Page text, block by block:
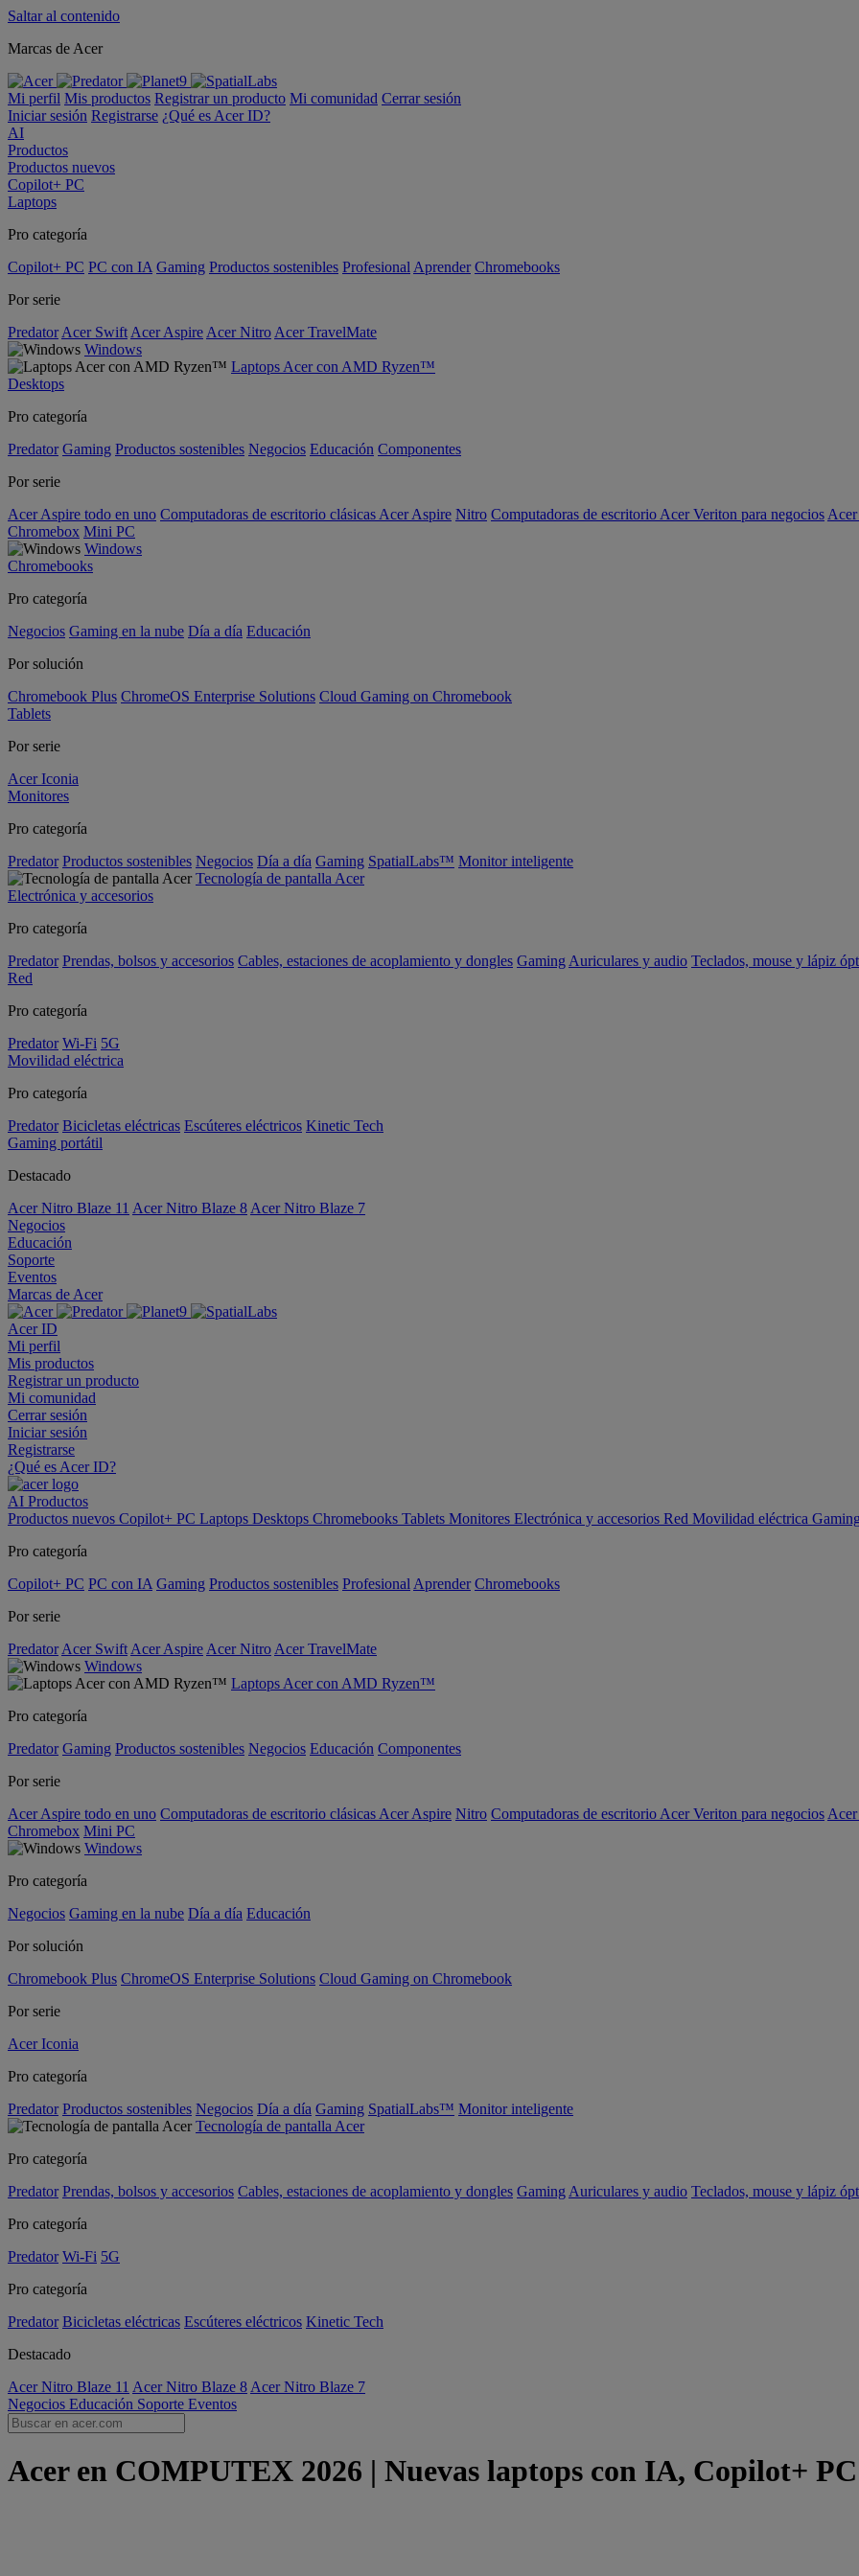
Saltar al contenido
Marcas de Acer
Mi perfil Mis productos Registrar un producto Mi comunidad Cerrar sesión
Iniciar sesión Registrarse ¿Qué es Acer ID?
AI
Productos
Productos nuevos
Copilot+ PC
Laptops
Pro categoría
Copilot+ PC PC con IA Gaming Productos sostenibles Profesional Aprender Chromebooks
Por serie
Predator Acer Swift Acer Aspire Acer Nitro Acer TravelMate
Windows
Laptops Acer con AMD Ryzen™
Desktops
Pro categoría
Predator Gaming Productos sostenibles Negocios Educación Componentes
Por serie
Acer Aspire todo en uno Computadoras de escritorio clásicas Acer Aspire Nitro Computadoras de escritorio Acer Veriton para negocios
Chromebox Mini PC
Windows
Chromebooks
Pro categoría
Negocios Gaming en la nube Día a día Educación
Por solución
Chromebook Plus ChromeOS Enterprise Solutions Cloud Gaming on Chromebook
Tablets
Por serie
Acer Iconia
Monitores
Pro categoría
Predator Productos sostenibles Negocios Día a día Gaming SpatialLabs™ Monitor inteligente
Tecnología de pantalla Acer
Electrónica y accesorios
Pro categoría
Predator Prendas, bolsos y accesorios Cables, estaciones de acoplamiento y dongles Gaming Auriculares y audio Teclados, mouse y lápiz
Red
Pro categoría
Predator Wi-Fi 5G
Movilidad eléctrica
Pro categoría
Predator Bicicletas eléctricas Escúteres eléctricos Kinetic Tech
Gaming portátil
Destacado
Acer Nitro Blaze 11 Acer Nitro Blaze 8 Acer Nitro Blaze 7
Negocios
Educación
Soporte
Eventos
Marcas de Acer
Acer ID
Mi perfil
Mis productos
Registrar un producto
Mi comunidad
Cerrar sesión
Iniciar sesión
Registrarse
¿Qué es Acer ID?
AI Productos
Productos nuevos Copilot+ PC Laptops Desktops Chromebooks Tablets Monitores Electrónica y accesorios Red Movilidad eléctrica
Pro categoría
Copilot+ PC PC con IA Gaming Productos sostenibles Profesional Aprender Chromebooks
Por serie
Predator Acer Swift Acer Aspire Acer Nitro Acer TravelMate
Windows
Laptops Acer con AMD Ryzen™
Pro categoría
Predator Gaming Productos sostenibles Negocios Educación Componentes
Por serie
Acer Aspire todo en uno Computadoras de escritorio clásicas Acer Aspire Nitro Computadoras de escritorio Acer Veriton para negocios
Chromebox Mini PC
Windows
Pro categoría
Negocios Gaming en la nube Día a día Educación
Por solución
Chromebook Plus ChromeOS Enterprise Solutions Cloud Gaming on Chromebook
Por serie
Acer Iconia
Pro categoría
Predator Productos sostenibles Negocios Día a día Gaming SpatialLabs™ Monitor inteligente
Tecnología de pantalla Acer
Pro categoría
Predator Prendas, bolsos y accesorios Cables, estaciones de acoplamiento y dongles Gaming Auriculares y audio Teclados, mouse y lápiz
Pro categoría
Predator Wi-Fi 5G
Pro categoría
Predator Bicicletas eléctricas Escúteres eléctricos Kinetic Tech
Destacado
Acer Nitro Blaze 11 Acer Nitro Blaze 8 Acer Nitro Blaze 7
Negocios Educación Soporte Eventos
Acer en COMPUTEX 2026 | Nuevas laptops con IA, Copilot+